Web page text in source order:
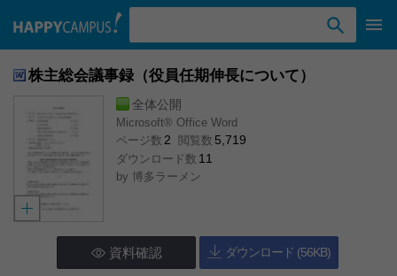
株主総会議事録（役員任期伸長について）
全体公開
Microsoft® Office Word
ページ数 2 閲覧数 5,719
ダウンロード数 11
by 博多ラーメン
資料確認 ダウンロード (56KB)